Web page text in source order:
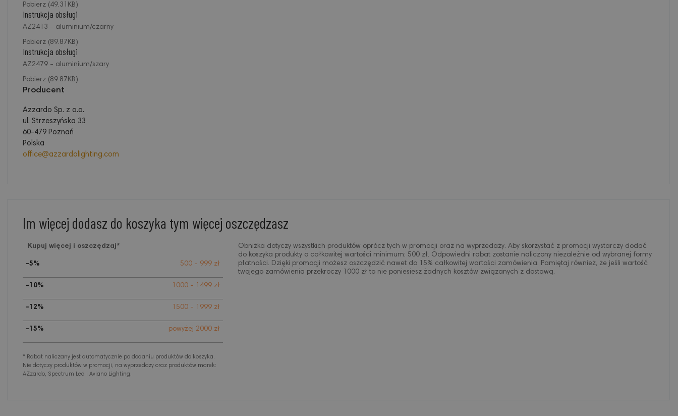
Pobierz (49.31KB)
Instrukcja obsługi
AZ2413 - aluminium/czarny
Pobierz (89.87KB)
Instrukcja obsługi
AZ2479 - aluminium/szary
Pobierz (89.87KB)
Producent
Azzardo Sp. z o.o.
ul. Strzeszyńska 33
60-479 Poznań
Polska
office@azzardolighting.com
Im więcej dodasz do koszyka tym więcej oszczędzasz
Kupuj więcej i oszczędzaj*
-5% 500 - 999 zł
-10% 1000 - 1499 zł
-12% 1500 - 1999 zł
-15% powyżej 2000 zł
* Rabat naliczany jest automatycznie po dodaniu produktów do koszyka.
Nie dotyczy produktów w promocji, na wyprzedaży oraz produktów marek:
AZzardo, Spectrum Led i Aviano Lighting.
Obniżka dotyczy wszystkich produktów oprócz tych w promocji oraz na wyprzedaży. Aby skorzystać z promocji wystarczy dodać
do koszyka produkty o całkowitej wartości minimum: 500 zł. Odpowiedni rabat zostanie naliczony niezależnie od wybranej formy
płatności. Dzięki promocji możesz oszczędzić nawet do 15% całkowitej wartości zamówienia. Pamiętaj również, że jeśli wartość
twojego zamówienia przekroczy 1000 zł to nie poniesiesz żadnych kosztów związanych z dostawą.